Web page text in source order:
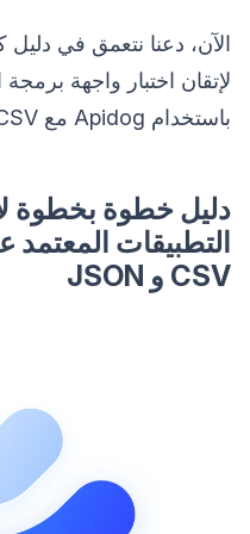
الآن، دعنا نتعمق في
لإتقان اختبار واجهة برمجة
باستخدام Apidog مع CSV و JSON.
دليل خطوة بخطوة
التطبيقات المعتمد
CSV و JSON